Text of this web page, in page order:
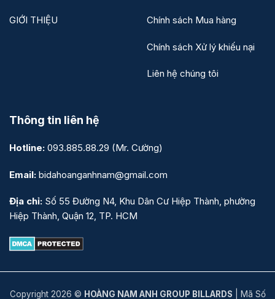
GIỚI THIỆU Chính sách Mua hàng
Chính sách Xử lý khiếu nại
Liên hệ chúng tôi
Thông tin liên hệ
Hotline: 093.885.88.29 (Mr. Cường)
Email: bidahoanganhnam@gmail.com
Địa chỉ: Số 55 Đường N4, Khu Dân Cư Hiệp Thành, phường
Hiệp Thành, Quận 12, TP. HCM
Copyright 2026 © HOÀNG NAM ANH GROUP BILLARDS | Mã Số